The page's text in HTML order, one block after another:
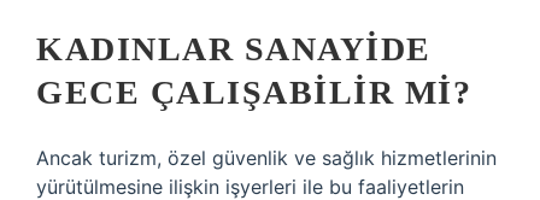
KADINLAR SANAYIDE
GECE ÇALIŞABILIR MI?
Ancak turizm, özel güvenlik ve sağlık hizmetlerinin
yürütülmesine ilişkin işyerleri ile bu faaliyetlerin